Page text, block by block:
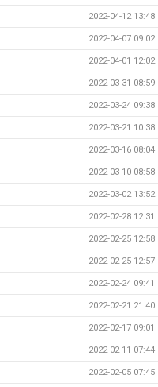
2022-04-12 13:48
2022-04-07 09:02
2022-04-01 12:02
2022-03-31 08:59
2022-03-24 09:38
2022-03-21 10:38
2022-03-16 08:04
2022-03-10 08:58
2022-03-02 13:52
2022-02-28 12:31
2022-02-25 12:58
2022-02-25 12:57
2022-02-24 09:41
2022-02-21 21:40
2022-02-17 09:01
2022-02-11 07:44
2022-02-05 07:45